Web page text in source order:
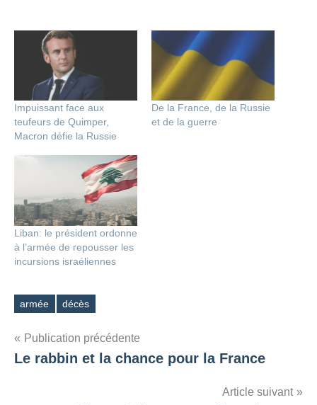
Impuissant face aux
teufeurs de Quimper,
Macron défie la Russie
De la France, de la Russie
et de la guerre
Liban: le président ordonne
à l’armée de repousser les
incursions israéliennes
Étiquettes
armée décès
Navigation
de
Publication précédente
Le rabbin et la chance pour la France
Article suivant